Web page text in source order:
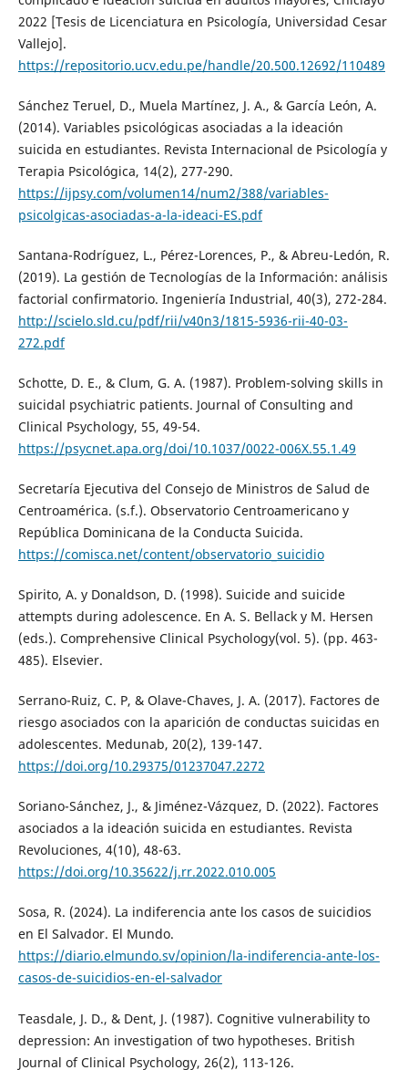
2022 [Tesis de Licenciatura en Psicología, Universidad Cesar
Vallejo].
https://repositorio.ucv.edu.pe/handle/20.500.12692/110489
Sánchez Teruel, D., Muela Martínez, J. A., & García León, A.
(2014). Variables psicológicas asociadas a la ideación
suicida en estudiantes. Revista Internacional de Psicología y
Terapia Psicológica, 14(2), 277-290.
https://ijpsy.com/volumen14/num2/388/variables-
psicolgicas-asociadas-a-la-ideaci-ES.pdf
Santana-Rodríguez, L., Pérez-Lorences, P., & Abreu-Ledón, R.
(2019). La gestión de Tecnologías de la Información: análisis
factorial confirmatorio. Ingeniería Industrial, 40(3), 272-284.
http://scielo.sld.cu/pdf/rii/v40n3/1815-5936-rii-40-03-
272.pdf
Schotte, D. E., & Clum, G. A. (1987). Problem-solving skills in
suicidal psychiatric patients. Journal of Consulting and
Clinical Psychology, 55, 49-54.
https://psycnet.apa.org/doi/10.1037/0022-006X.55.1.49
Secretaría Ejecutiva del Consejo de Ministros de Salud de
Centroamérica. (s.f.). Observatorio Centroamericano y
República Dominicana de la Conducta Suicida.
https://comisca.net/content/observatorio_suicidio
Spirito, A. y Donaldson, D. (1998). Suicide and suicide
attempts during adolescence. En A. S. Bellack y M. Hersen
(eds.). Comprehensive Clinical Psychology(vol. 5). (pp. 463-
485). Elsevier.
Serrano-Ruiz, C. P, & Olave-Chaves, J. A. (2017). Factores de
riesgo asociados con la aparición de conductas suicidas en
adolescentes. Medunab, 20(2), 139-147.
https://doi.org/10.29375/01237047.2272
Soriano-Sánchez, J., & Jiménez-Vázquez, D. (2022). Factores
asociados a la ideación suicida en estudiantes. Revista
Revoluciones, 4(10), 48-63.
https://doi.org/10.35622/j.rr.2022.010.005
Sosa, R. (2024). La indiferencia ante los casos de suicidios
en El Salvador. El Mundo.
https://diario.elmundo.sv/opinion/la-indiferencia-ante-los-
casos-de-suicidios-en-el-salvador
Teasdale, J. D., & Dent, J. (1987). Cognitive vulnerability to
depression: An investigation of two hypotheses. British
Journal of Clinical Psychology, 26(2), 113-126.